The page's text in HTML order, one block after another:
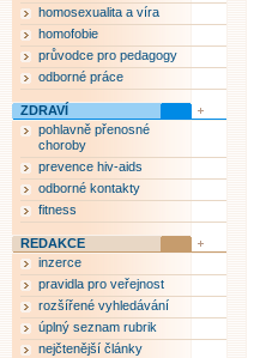
homosexualita a víra
homofobie
průvodce pro pedagogy
odborné práce
ZDRAVÍ
pohlavně přenosné
choroby
prevence hiv-aids
odborné kontakty
fitness
REDAKCE
inzerce
pravidla pro veřejnost
rozšířené vyhledávání
úplný seznam rubrik
nejčtenější články